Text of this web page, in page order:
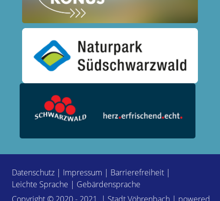
Datenschutz | Impressum | Barrierefreiheit |
Leichte Sprache | Gebärdensprache
Copyright © 2020 - 2021 | Stadt Vöhrenbach | powered